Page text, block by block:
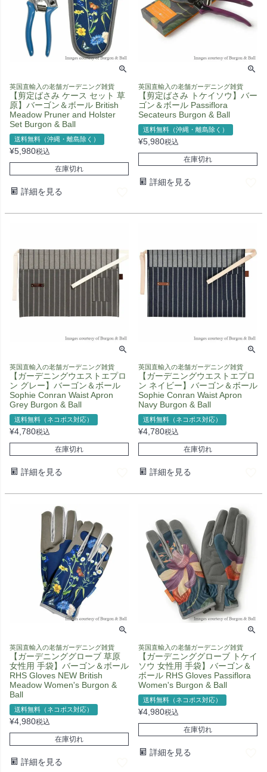
英国直輸入の老舗ガーデニング雑貨
【剪定ばさみ ケース セット 草
原】バーゴン＆ボール British
Meadow Pruner and Holster
Set Burgon & Ball
送料無料（沖縄・離島除く）
¥5,980税込
在庫切れ
詳細を見る
英国直輸入の老舗ガーデニング雑貨
【剪定ばさみ トケイソウ】バー
ゴン＆ボール Passiflora
Secateurs Burgon & Ball
送料無料（沖縄・離島除く）
¥5,980税込
在庫切れ
詳細を見る
英国直輸入の老舗ガーデニング雑貨
【ガーデニングウエストエプロ
ン グレー】バーゴン＆ボール
Sophie Conran Waist Apron
Grey Burgon & Ball
送料無料（ネコポス対応）
¥4,780税込
在庫切れ
詳細を見る
英国直輸入の老舗ガーデニング雑貨
【ガーデニングウエストエプロ
ン ネイビー】バーゴン＆ボール
Sophie Conran Waist Apron
Navy Burgon & Ball
送料無料（ネコポス対応）
¥4,780税込
在庫切れ
詳細を見る
英国直輸入の老舗ガーデニング雑貨
【ガーデニンググローブ 草原
女性用 手袋】バーゴン＆ボール
RHS Gloves NEW British
Meadow Women's Burgon &
Ball
送料無料（ネコポス対応）
¥4,980税込
在庫切れ
詳細を見る
英国直輸入の老舗ガーデニング雑貨
【ガーデニンググローブ トケイ
ソウ 女性用 手袋】バーゴン＆
ボール RHS Gloves Passiflora
Women's Burgon & Ball
送料無料（ネコポス対応）
¥4,980税込
在庫切れ
詳細を見る